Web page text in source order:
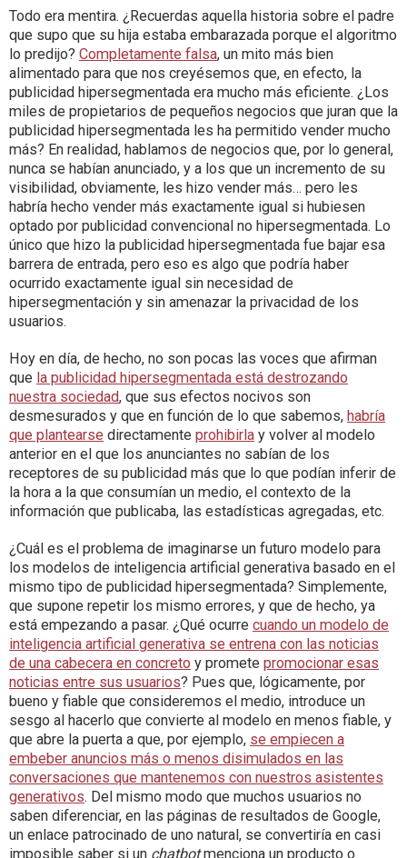
Todo era mentira. ¿Recuerdas aquella historia sobre el padre
que supo que su hija estaba embarazada porque el algoritmo
lo predijo? Completamente falsa, un mito más bien
alimentado para que nos creyésemos que, en efecto, la
publicidad hipersegmentada era mucho más eficiente. ¿Los
miles de propietarios de pequeños negocios que juran que la
publicidad hipersegmentada les ha permitido vender mucho
más? En realidad, hablamos de negocios que, por lo general,
nunca se habían anunciado, y a los que un incremento de su
visibilidad, obviamente, les hizo vender más… pero les
habría hecho vender más exactamente igual si hubiesen
optado por publicidad convencional no hipersegmentada. Lo
único que hizo la publicidad hipersegmentada fue bajar esa
barrera de entrada, pero eso es algo que podría haber
ocurrido exactamente igual sin necesidad de
hipersegmentación y sin amenazar la privacidad de los
usuarios.
Hoy en día, de hecho, no son pocas las voces que afirman
que la publicidad hipersegmentada está destrozando
nuestra sociedad, que sus efectos nocivos son
desmesurados y que en función de lo que sabemos, habría
que plantearse directamente prohibirla y volver al modelo
anterior en el que los anunciantes no sabían de los
receptores de su publicidad más que lo que podían inferir de
la hora a la que consumían un medio, el contexto de la
información que publicaba, las estadísticas agregadas, etc.
¿Cuál es el problema de imaginarse un futuro modelo para
los modelos de inteligencia artificial generativa basado en el
mismo tipo de publicidad hipersegmentada? Simplemente,
que supone repetir los mismo errores, y que de hecho, ya
está empezando a pasar. ¿Qué ocurre cuando un modelo de
inteligencia artificial generativa se entrena con las noticias
de una cabecera en concreto y promete promocionar esas
noticias entre sus usuarios? Pues que, lógicamente, por
bueno y fiable que consideremos el medio, introduce un
sesgo al hacerlo que convierte al modelo en menos fiable, y
que abre la puerta a que, por ejemplo, se empiecen a
embeber anuncios más o menos disimulados en las
conversaciones que mantenemos con nuestros asistentes
generativos. Del mismo modo que muchos usuarios no
saben diferenciar, en las páginas de resultados de Google,
un enlace patrocinado de uno natural, se convertiría en casi
imposible saber si un chatbotmenciona un producto o